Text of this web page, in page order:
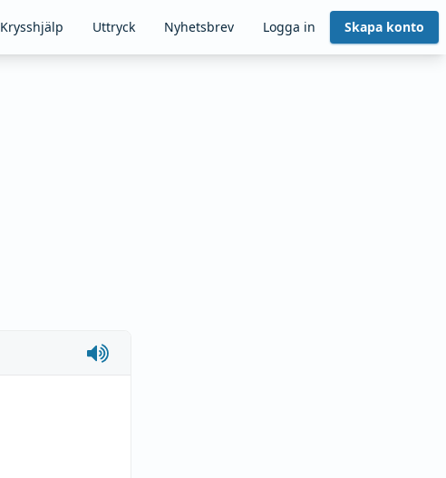
Krysshjälp Uttryck Nyhetsbrev Logga in Skapa konto